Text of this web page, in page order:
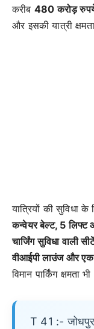
करीब 480 करोड़
और इसकी यात्री
यात्रियों की सुविधा के
कन्वेयर बेल्ट, 5 लिफ्ट
चार्जिंग सुविधा वाली
वीआईपी लाउंज और एक
विमान पार्किंग
T 41 :- जोधपुर